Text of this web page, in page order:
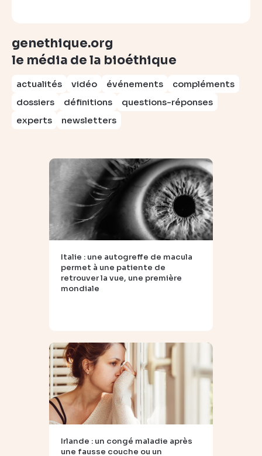
genethique.org
le média de la bioéthique
actualités vidéo événements
compléments
dossiers
définitions
questions-réponses
experts
newsletters
Italie : une autogreffe de macula
permet à une patiente de
retrouver la vue, une première
mondiale
Irlande : un congé maladie après
une fausse couche ou un